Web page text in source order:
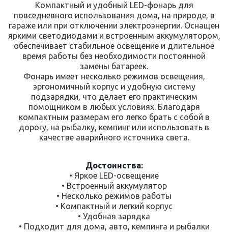
Компактный и удобный LED-фонарь для
повседневного использования дома, на природе, в
гараже или при отключении электроэнергии. Оснащен
яркими светодиодами и встроенным аккумулятором,
обеспечивает стабильное освещение и длительное
время работы без необходимости постоянной
замены батареек.
Фонарь имеет несколько режимов освещения,
эргономичный корпус и удобную систему
подзарядки, что делает его практическим
помощником в любых условиях. Благодаря
компактным размерам его легко брать с собой в
дорогу, на рыбалку, кемпинг или использовать в
качестве аварийного источника света.
Достоинства:
• Яркое LED-освещение
• Встроенный аккумулятор
• Несколько режимов работы
• Компактный и легкий корпус
• Удобная зарядка
• Подходит для дома, авто, кемпинга и рыбалки